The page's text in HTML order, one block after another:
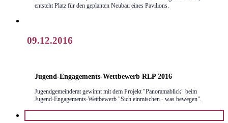
entsteht Platz für den geplanten Neubau eines Pavilions.
09.12.2016
Jugend-Engagements-Wettbewerb RLP 2016
Jugendgemeinderat gewinnt mit dem Projekt "Panoramablick" beim
Jugend-Engagements-Wettbewerb "Sich einmischen - was bewegen".